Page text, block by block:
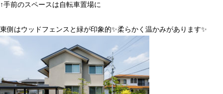
↑手前のスペースは自転車置場に
東側はウッドフェンスと緑が印象的✨柔らかく温かみがあります✨